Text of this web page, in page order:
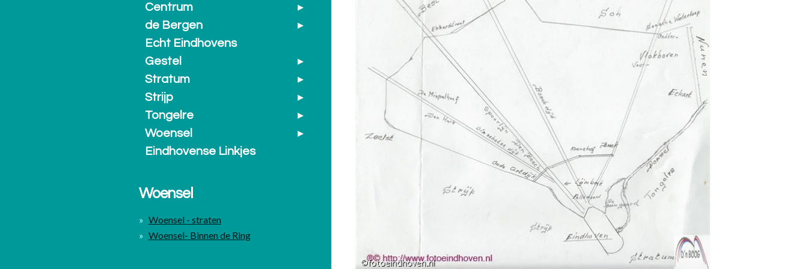
Centrum
de Bergen
Echt Eindhovens
Gestel
Stratum
Strijp
Tongelre
Woensel
Eindhovense Linkjes
Woensel
Woensel - straten
Woensel- Binnen de Ring